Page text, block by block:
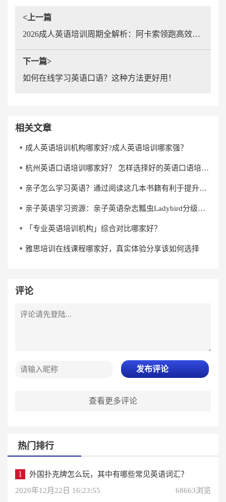
<上一篇
2026成人英语培训周期全解析：阿卡索领跑高效学习新趋势
下一篇>
如何在线学习英语口语？这种方法更好用！
相关文章
成人英语培训机构哪家好?成人英语培训哪家强？
杭州英语口语培训哪家好？ 怎样选择好的英语口语培训机构？
亲子怎么学习英语？通过阅读这几本书籍有利于提升英语水平
亲子英语学习资源：亲子英语杂志瓢虫Ladybird分级阅读《杰克与魔克》下载
「专业英语培训机构」综合对比哪家好？
雅思培训在线课程哪家好，真实体验分享该如何选择
评论
发布评论
查看更多评论
热门排行
1
外国扑克牌怎么玩，其中有哪些常见英语词汇？
2020年12月22日 16:23:55
68663浏览